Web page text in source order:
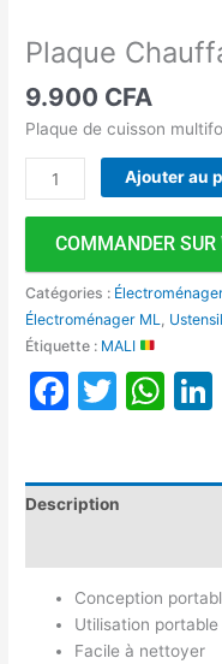
Plaque
9.900 CFA
Plaque de cuisson
Ajouter au
COMMANDER
Catégories :
Électroménager ML,
Étiquette : MALI
Twitter
Description
Conception
Utilisation
Facile à nettoyer